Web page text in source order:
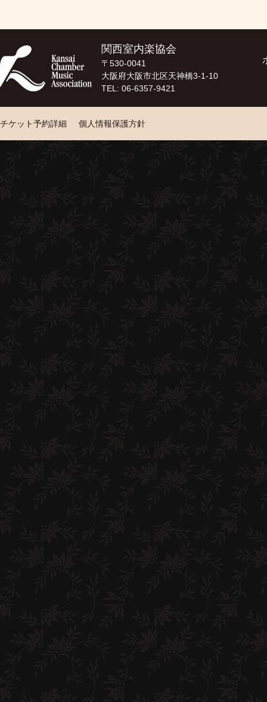
関西室内楽協会
〒530-0041
大阪府大阪市北区天神橋3-1-10
TEL: 06-6357-9421
チケット予約詳細 個人情報保護方針